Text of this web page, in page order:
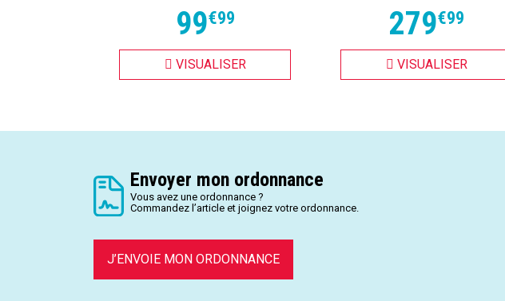
99€99
VISUALISER
279€99
VISUALISER
Envoyer mon ordonnance
Vous avez une ordonnance ?
Commandez l’article et joignez votre ordonnance.
J’ENVOIE MON ORDONNANCE